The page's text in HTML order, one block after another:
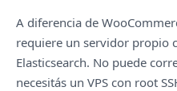
A diferencia de
requiere un servidor propio
Elasticsearch. No puede
necesitás un VPS con root